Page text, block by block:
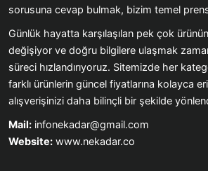
sorusuna cevap bulmak, bizim temel
Günlük hayatta karşılaşılan pek çok
değişiyor ve doğru bilgilere ulaşmak
süreci hızlandırıyoruz. Sitemizde her
farklı ürünlerin güncel fiyatlarına kolayca
alışverişinizi daha bilinçli bir şekilde
Mail: infonekadar@gmail.com
Website: www.nekadar.co